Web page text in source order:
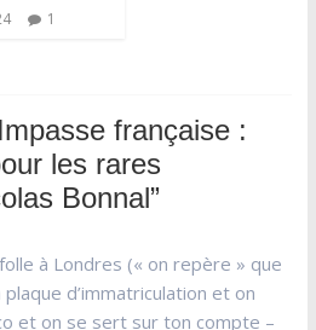
1
Impasse française :
les rares
Bonnal”
à Londres (« on repère » que
d’immatriculation et on
et on se sert sur ton compte –